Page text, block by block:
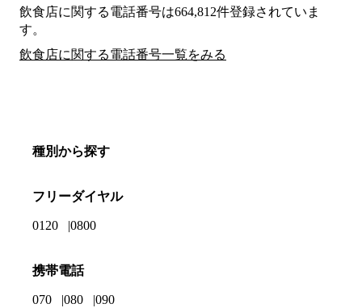
飲食店に関する電話番号は664,812件登録されていま
す。
飲食店に関する電話番号一覧をみる
種別から探す
フリーダイヤル
0120 0800
携帯電話
070 080 090